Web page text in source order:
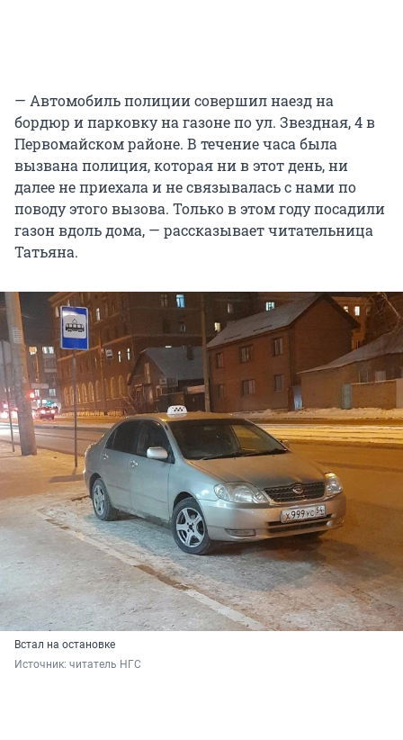
— Автомобиль полиции совершил наезд на
бордюр и парковку на газоне по ул. Звездная, 4 в
Первомайском районе. В течение часа была
вызвана полиция, которая ни в этот день, ни
далее не приехала и не связывалась с нами по
поводу этого вызова. Только в этом году посадили
газон вдоль дома, — рассказывает читательница
Татьяна.
Встал на остановке
Источник: читатель НГС